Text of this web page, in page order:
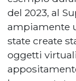
del 2023, al
ampiamente
state create
oggetti